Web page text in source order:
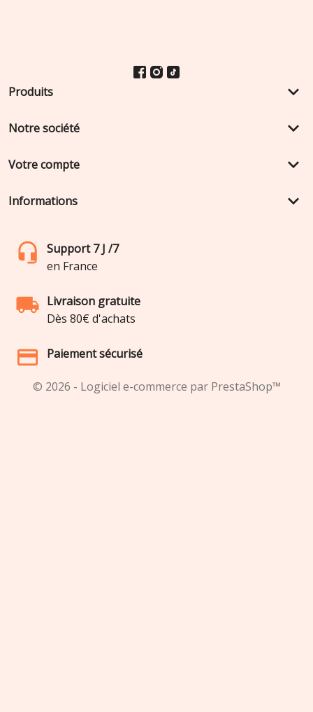
Produits keyboard_arrow_down
Notre société keyboard_arrow_down
Votre compte keyboard_arrow_down
Informations keyboard_arrow_down
Support 7 J /7
en France
Livraison gratuite
Dès 80€ d'achats
Paiement sécurisé
© 2026 - Logiciel e-commerce par PrestaShop™